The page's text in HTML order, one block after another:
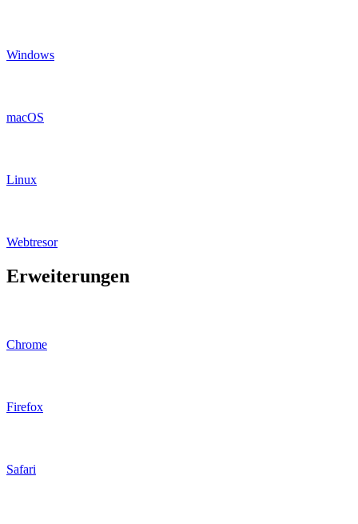
Windows
macOS
Linux
Webtresor
Erweiterungen
Chrome
Firefox
Safari